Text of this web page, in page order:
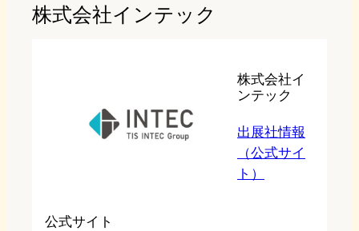
株式会社インテック
株式会社イ
ンテック
出展社情報
（公式サイ
ト）
公式サイト